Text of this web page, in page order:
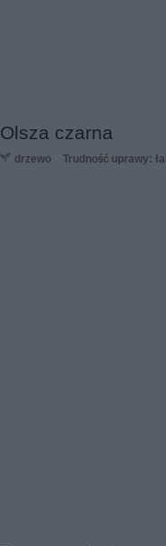
Olsza czarna
drzewo Trudność uprawy: